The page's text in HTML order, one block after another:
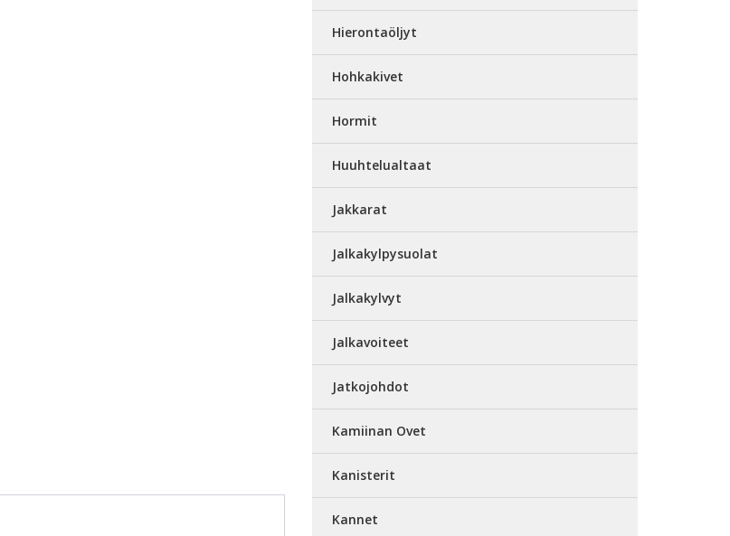
Hierontaöljyt
Hohkakivet
Hormit
Huuhtelualtaat
Jakkarat
Jalkakylpysuolat
Jalkakylvyt
Jalkavoiteet
Jatkojohdot
Kamiinan Ovet
Kanisterit
Kannet